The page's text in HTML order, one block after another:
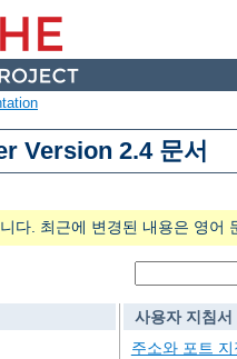
Version 2.4 문서
다. 최근에 변경된 내용은 영어
사용자 지침서
주소와 포트 지